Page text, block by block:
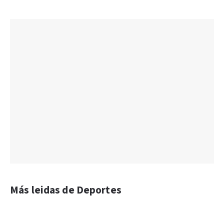
Más leidas de Deportes